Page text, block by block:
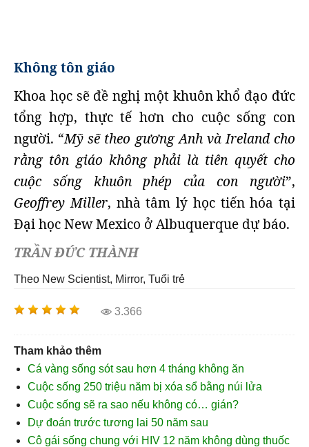
Không tôn giáo
Khoa học sẽ đề nghị một khuôn khổ đạo đức
tổng hợp, thực tế hơn cho cuộc sống con
người. “Mỹ sẽ theo gương Anh và Ireland cho
rằng tôn giáo không phải là tiên quyết cho
cuộc sống khuôn phép của con người”,
Geoffrey Miller, nhà tâm lý học tiến hóa tại
Đại học New Mexico ở Albuquerque dự báo.
TRẦN ĐỨC THÀNH
Theo New Scientist, Mirror, Tuổi trẻ
3.366
Tham khảo thêm
Cá vàng sống sót sau hơn 4 tháng không ăn
Cuộc sống 250 triệu năm bị xóa sổ bằng núi lửa
Cuộc sống sẽ ra sao nếu không có… gián?
Dự đoán trước tương lai 50 năm sau
Cô gái sống chung với HIV 12 năm không dùng thuốc